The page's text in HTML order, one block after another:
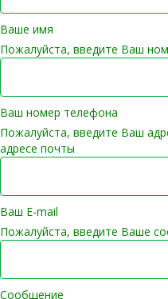
Ваше имя
Пожалуйста, введите Ваш
Ваш номер телефона
Пожалуйста, введите Ваш
адресе почты
Ваш E-mail
Пожалуйста, введите Ваше
Сообщение